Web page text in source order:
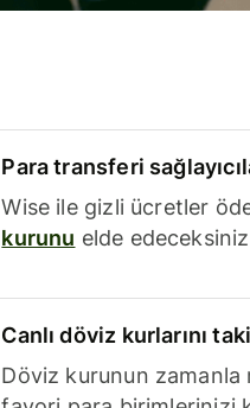
Para transferi
Wise ile gizli ücretler
kurunu elde
Canlı döviz kurlarını
Döviz kurunun zamanla